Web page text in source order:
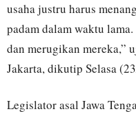
usaha justru harus
padam dalam waktu
dan merugikan mereka,”
Jakarta, dikutip Selasa
Legislator asal Jawa